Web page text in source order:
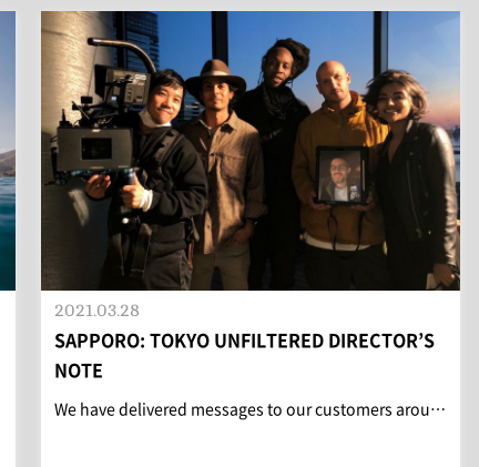
SAPPORO: TOKYO UNFILTERED DIRECTOR’S
NOTE
2021.03.28
We have delivered messages to our customers arou…